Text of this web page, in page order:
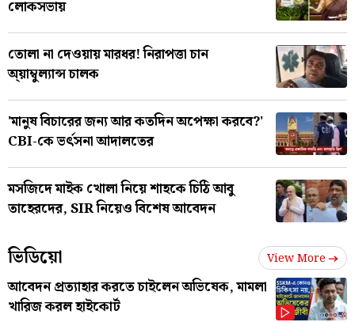
লোকসভায়
তোলা না দেওয়ায় মারধর! নিরাপত্তা চান
অ্য়াম্বুল্যান্স চালক
'মানুষ বিচারের জন্য আর কতদিন অপেক্ষা করবে?'
CBI-কে ভর্ৎসনা আদালতের
মসজিদে মাইক খোলা নিয়ে শাহকে চিঠি আবু
তাহেরদের, SIR নিয়েও বিশেষ আবেদন
ভিডিয়ো View More
আবেদন প্রত্যাহার করতে চাইলেন অভিষেক, মামলা
খারিজ করল হাইকোর্ট